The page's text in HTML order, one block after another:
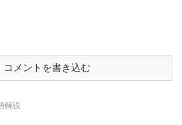
コメントを書き込む
解説